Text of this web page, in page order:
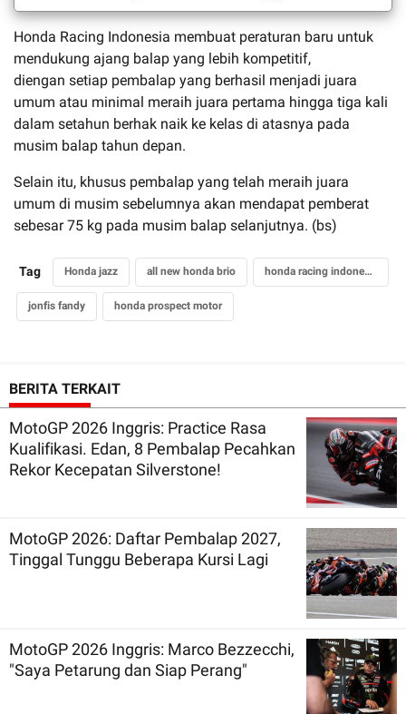
Honda Racing Indonesia membuat peraturan baru untuk
mendukung ajang balap yang lebih kompetitif,
diengan setiap pembalap yang berhasil menjadi juara
umum atau minimal meraih juara pertama hingga tiga kali
dalam setahun berhak naik ke kelas di atasnya pada
musim balap tahun depan.
Selain itu, khusus pembalap yang telah meraih juara
umum di musim sebelumnya akan mendapat pemberat
sebesar 75 kg pada musim balap selanjutnya. (bs)
Tag Honda jazz all new honda brio honda racing indonesia
jonfis fandy honda prospect motor
BERITA TERKAIT
MotoGP 2026 Inggris: Practice Rasa
Kualifikasi. Edan, 8 Pembalap Pecahkan
Rekor Kecepatan Silverstone!
MotoGP 2026: Daftar Pembalap 2027,
Tinggal Tunggu Beberapa Kursi Lagi
MotoGP 2026 Inggris: Marco Bezzecchi,
"Saya Petarung dan Siap Perang"